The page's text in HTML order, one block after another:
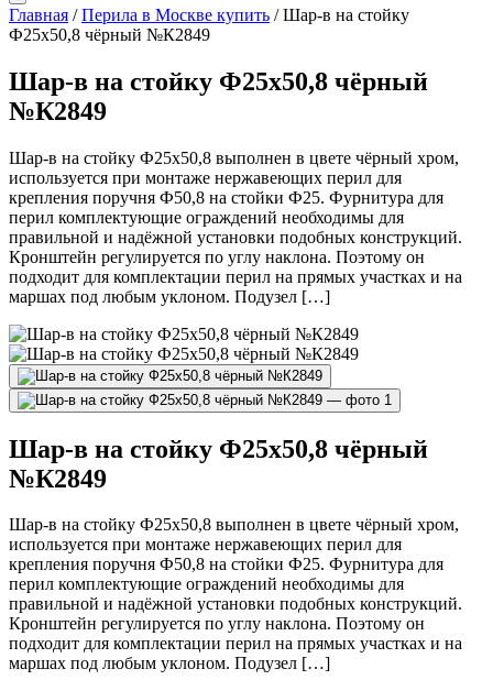
Главная /Перила в Москве купить /Шар-в на стойку
Ф25х50,8 чёрный №К2849
Шар-в на стойку Ф25х50,8 чёрный
№К2849
Шар-в на стойку Ф25х50,8 выполнен в цвете чёрный хром,
используется при монтаже нержавеющих перил для
крепления поручня Ф50,8 на стойки Ф25. Фурнитура для
перил комплектующие ограждений необходимы для
правильной и надёжной установки подобных конструкций.
Кронштейн регулируется по углу наклона. Поэтому он
подходит для комплектации перил на прямых участках и на
маршах под любым уклоном. Подузел […]
Шар-в на стойку Ф25х50,8 чёрный
№К2849
Шар-в на стойку Ф25х50,8 выполнен в цвете чёрный хром,
используется при монтаже нержавеющих перил для
крепления поручня Ф50,8 на стойки Ф25. Фурнитура для
перил комплектующие ограждений необходимы для
правильной и надёжной установки подобных конструкций.
Кронштейн регулируется по углу наклона. Поэтому он
подходит для комплектации перил на прямых участках и на
маршах под любым уклоном. Подузел […]